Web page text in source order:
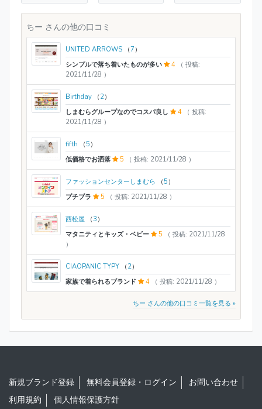
ちー さんの他の口コミ
UNITED ARROWS （7 ）
シンプルで落ち着いたものが多い
4
（ 投稿:
2021/11/28 ）
Birthday （ 2）
しまむらグループなのでコスパ良し
4
（ 投稿:
2021/11/28 ）
fifth （5 ）
低価格でお洒落
5 （ 投稿: 2021/11/28 ）
ファッションセンターしまむら （5 ）
プチプラ
5 （ 投稿: 2021/11/28 ）
西松屋 （3 ）
マタニティとキッズ・ベビー
5
（ 投稿: 2021/11/28
）
CIAOPANIC TYPY （ 2）
家族で着られるブランド
4 （ 投稿: 2021/11/28 ）
ちー さんの他の口コミ一覧を見る »
新規ブランド登録 無料会員登録・ログイン
お問い合わせ
利用規約
個人情報保護方針